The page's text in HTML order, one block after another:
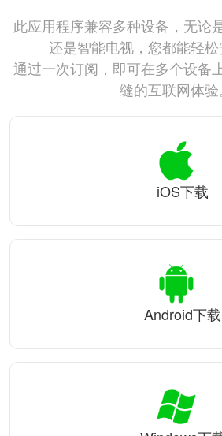
此应用程序兼容多种设备，无论
还是智能电视，您都能轻松
通过一次订阅，即可在多个设备
缝的互联网体验。
iOS下载
Android下载